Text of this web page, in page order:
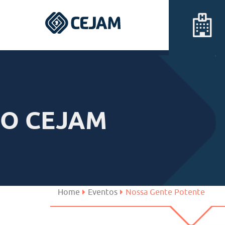
O CEJAM
Home Eventos Nossa Gente Potente